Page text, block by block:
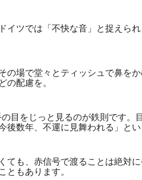
イツでは「不快な音」と捉えら
場で堂々とティッシュで鼻を
の配慮を。
目をじっと見るのが鉄則です。
数年、不運に見舞われる」とい
ても、赤信号で渡ることは絶対
ともあります。